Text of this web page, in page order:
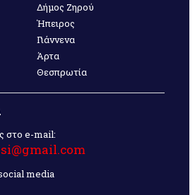
Δήμος Ζηρού
Ήπειρος
Γιάννενα
Άρτα
Θεσπρωτία
στο e-mail:
media